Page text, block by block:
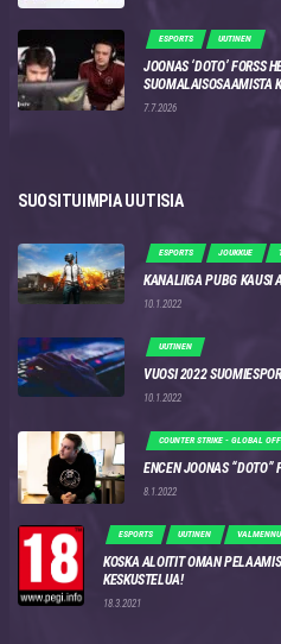
ESPORTS UUTINEN
JOONAS ‘DOTO’ FORSS
SUOMALAISOSAAMISTA
7.7.2026
SUOSITUIMPIA UUTISIA
ESPORTS JOUKKUE
KANALIIGA PUBG KAUSI
10.1.2022
UUTINEN
VUOSI 2022
10.1.2022
COUNTER STRIKE - GLOBAL
ENCEN JOONAS “DOTO”
8.1.2022
ESPORTS UUTINEN
KOSKA ALOITIT OMAN
KESKUSTELUA!
18.3.2021